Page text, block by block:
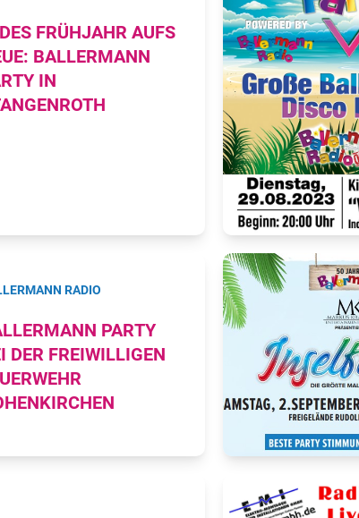
FRÜHJAHR AUFS
BALLERMANN
IN
RADIO
PARTY
DER FREIWILLIGEN